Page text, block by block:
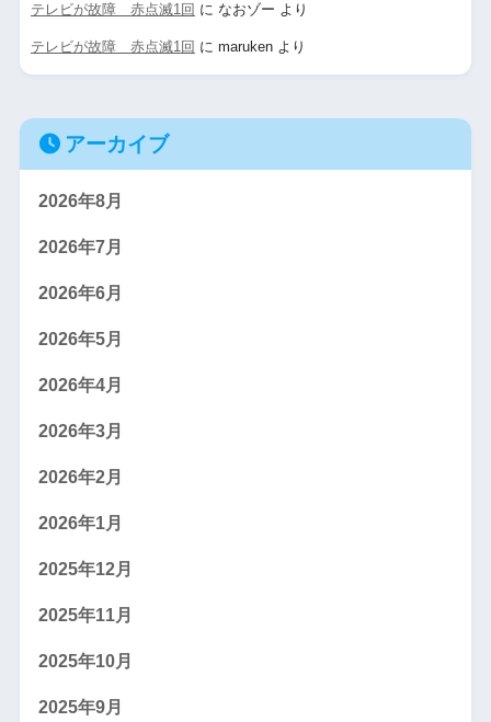
テレビが故障 赤点滅1回 に なおゾー より
テレビが故障 赤点滅1回 に marukenより
アーカイブ
2026年8月
2026年7月
2026年6月
2026年5月
2026年4月
2026年3月
2026年2月
2026年1月
2025年12月
2025年11月
2025年10月
2025年9月